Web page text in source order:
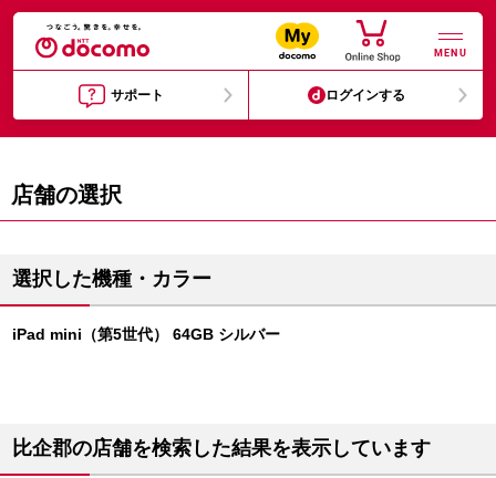
MENU
サポート ログインする
店舗の選択
選択した機種・カラー
iPad mini（第5世代） 64GB シルバー
比企郡の店舗を検索した結果を表示しています